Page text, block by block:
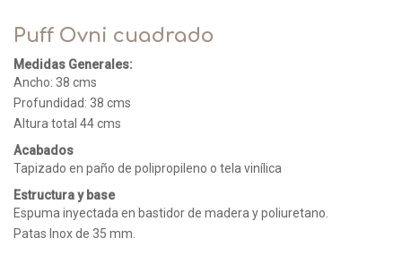
Puff Ovni cuadrado
Medidas Generales:
Ancho: 38 cms
Profundidad: 38 cms
Altura total 44 cms
Acabados
Tapizado en paño de polipropileno o tela vinílica
Estructura y base
Espuma inyectada en bastidor de madera y poliuretano.
Patas Inox de 35 mm.